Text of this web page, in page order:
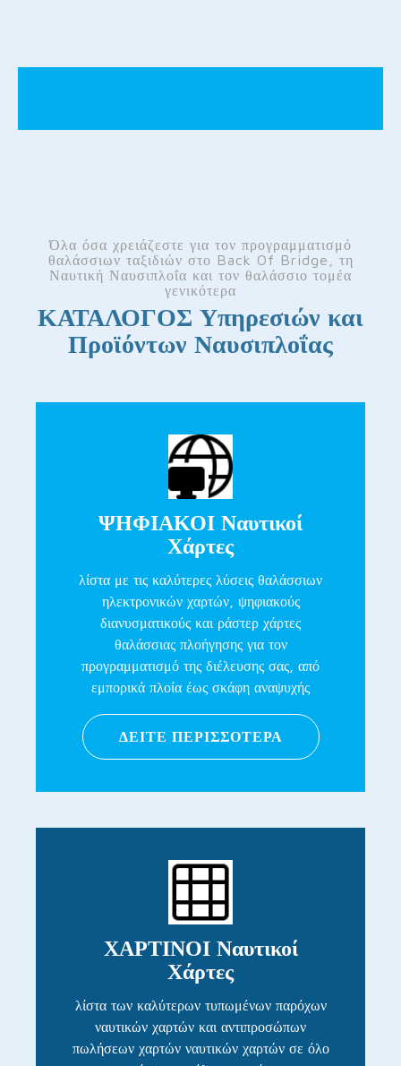
Όλα όσα χρειάζεστε για τον προγραμματισμό
θαλάσσιων ταξιδιών στο Back Of Bridge, τη
Ναυτική Ναυσιπλοΐα και τον θαλάσσιο τομέα
γενικότερα
ΚΑΤΑΛΟΓΟΣ Υπηρεσιών και
Προϊόντων Ναυσιπλοΐας
ΨΗΦΙΑΚΟΙ Ναυτικοί
Χάρτες
λίστα με τις καλύτερες λύσεις θαλάσσιων
ηλεκτρονικών χαρτών, ψηφιακούς
διανυσματικούς και ράστερ χάρτες
θαλάσσιας πλοήγησης για τον
προγραμματισμό της διέλευσης σας, από
εμπορικά πλοία έως σκάφη αναψυχής
ΔΕΙΤΕ ΠΕΡΙΣΣΟΤΕΡΑ
ΧΑΡΤΙΝΟΙ Ναυτικοί
Χάρτες
λίστα των καλύτερων τυπωμένων παρόχων
ναυτικών χαρτών και αντιπροσώπων
πωλήσεων χαρτών ναυτικών χαρτών σε όλο